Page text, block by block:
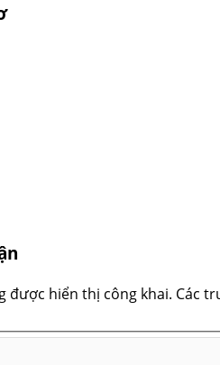
được hiển thị công khai. Các